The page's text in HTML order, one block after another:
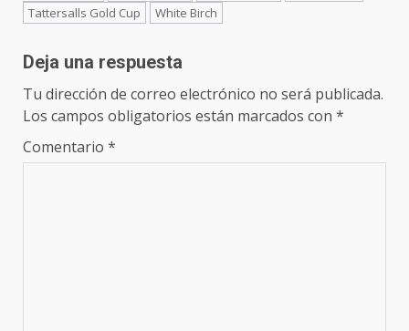
Tattersalls Gold Cup
White Birch
Deja una respuesta
Tu dirección de correo electrónico no será publicada.
Los campos obligatorios están marcados con *
Comentario *